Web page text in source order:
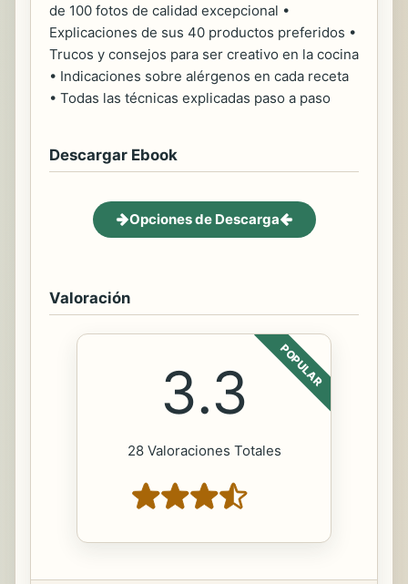
de 100 fotos de calidad excepcional •
Explicaciones de sus 40 productos preferidos •
Trucos y consejos para ser creativo en la cocina
• Indicaciones sobre alérgenos en cada receta
• Todas las técnicas explicadas paso a paso
Descargar Ebook
Opciones de Descarga
Valoración
POPULAR
3.3
28 Valoraciones Totales